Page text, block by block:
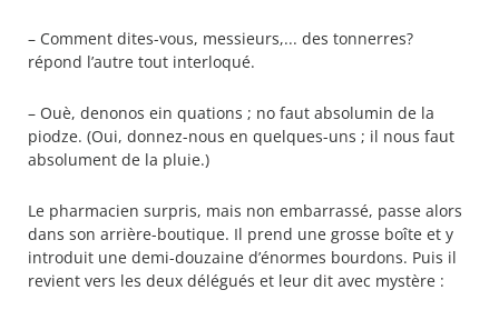
– Comment dites-vous, messieurs,... des tonnerres?
répond l’autre tout interloqué.
– Ouè, denonos ein quations ; no faut absolumin de la
piodze. (Oui, donnez-nous en quelques-uns ; il nous faut
absolument de la pluie.)
Le pharmacien surpris, mais non embarrassé, passe alors
dans son arrière-boutique. Il prend une grosse boîte et y
introduit une demi-douzaine d’énormes bourdons. Puis il
revient vers les deux délégués et leur dit avec mystère :